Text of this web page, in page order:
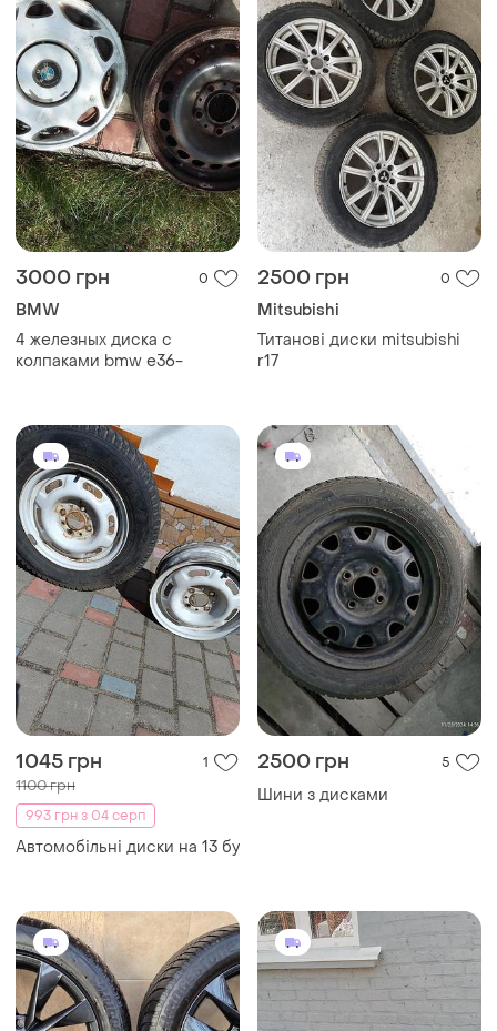
3000 грн 0
BMW
4 железных диска с
колпаками bmw е36-
2500 грн 0
Mitsubishi
Титанові диски mitsubishi
r17
1045 грн 1
1100 грн
993 грн з 04 серп
Автомобільні диски на 13 бу
2500 грн 5
Шини з дисками